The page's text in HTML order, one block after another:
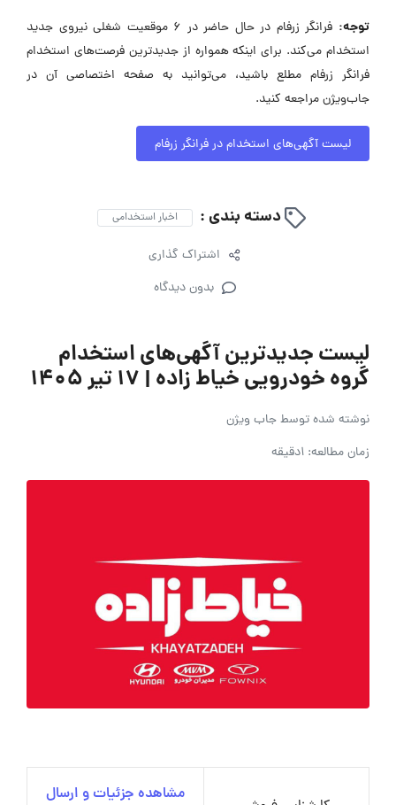
توجه:
فرانگر زرفام در حال حاضر در ۶ موقعیت شغلی نیروی جدید
استخدام می‌کند. برای اینکه همواره از جدیدترین فرصت‌های استخدام
فرانگر زرفام مطلع باشید، می‌توانید به صفحه اختصاصی آن در
جاب‌ویژن مراجعه کنید.
لیست آگهی‌های استخدام در فرانگر زرفام
دسته بندی : اخبار استخدامی
اشتراک گذاری
بدون دیدگاه
لیست جدیدترین آگهی‌های استخدام
گروه خودرویی خیاط زاده | ۱۷ تیر ۱۴۰۵
نوشته شده توسطجاب ویژن
زمان مطالعه: 1دقیقه
مشاهده جزئیات و ارسال